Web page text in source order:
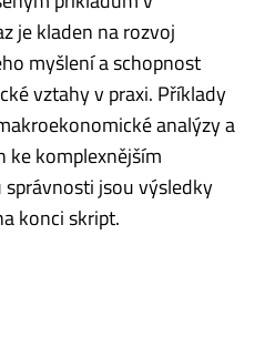
je kladen na rozvoj
myšlení a schopnost
vztahy v praxi. Příklady
analýzy a
ke komplexnějším
jsou výsledky
konci skript.